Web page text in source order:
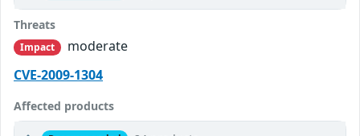
Threats
Impact
moderate
CVE-2009-1304
Affected products